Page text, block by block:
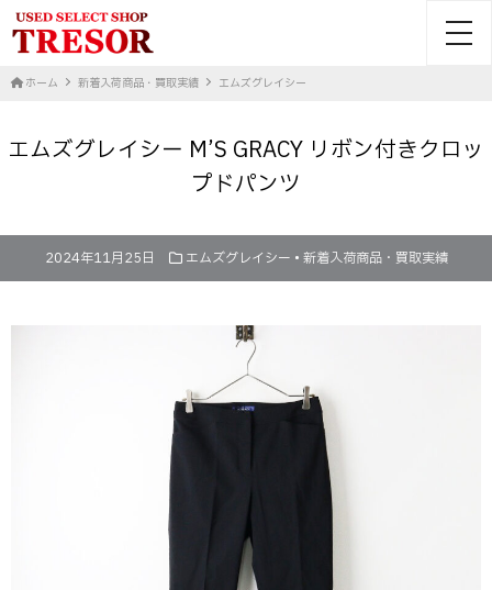
ホーム 新着入荷商品・買取実績 エムズグレイシー
エムズグレイシー M’S GRACY リボン付きクロッ
プドパンツ
2024年11月25日 エムズグレイシー • 新着入荷商品・買取実績